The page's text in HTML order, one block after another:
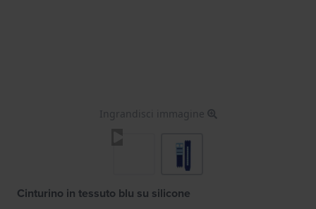
Ingrandisci immagine
Cinturino in tessuto blu su silicone